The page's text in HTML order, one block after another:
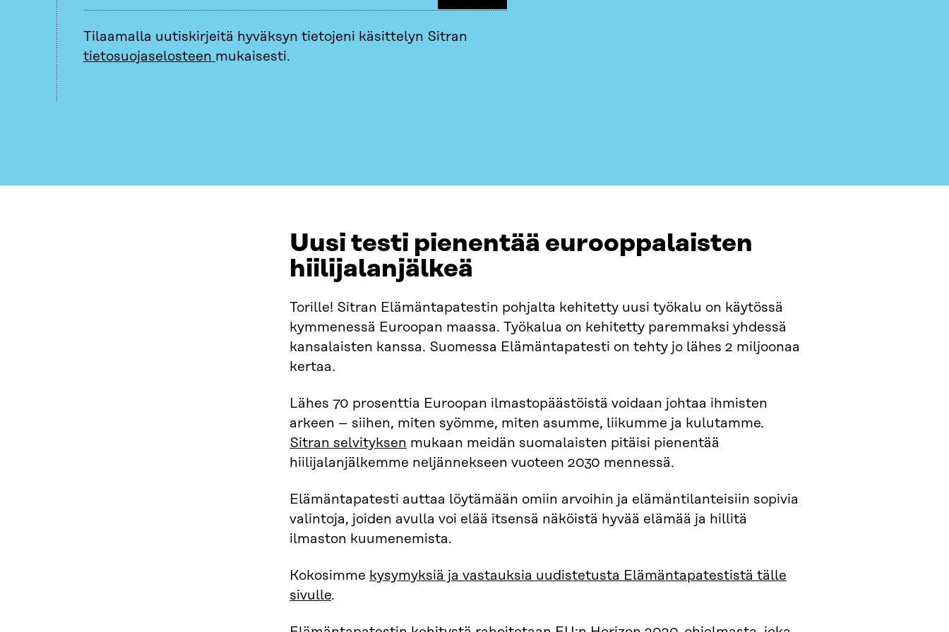
Tilaamalla uutiskirjeitä hyväksyn tietojeni käsittelyn Sitran
tietosuojaselosteen mukaisesti.
Uusi testi pienentää eurooppalaisten
hiilijalanjälkeä
Torille! Sitran Elämäntapatestin pohjalta kehitetty uusi työkalu on käytössä
kymmenessä Euroopan maassa. Työkalua on kehitetty paremmaksi yhdessä
kansalaisten kanssa. Suomessa Elämäntapatesti on tehty jo lähes 2 miljoonaa
kertaa.
Lähes 70 prosenttia Euroopan ilmastopäästöistä voidaan johtaa ihmisten
arkeen – siihen, miten syömme, miten asumme, liikumme ja kulutamme.
Sitran selvityksen mukaan meidän suomalaisten pitäisi pienentää
hiilijalanjälkemme neljännekseen vuoteen 2030 mennessä.
Elämäntapatesti auttaa löytämään omiin arvoihin ja elämäntilanteisiin sopivia
valintoja, joiden avulla voi elää itsensä näköistä hyvää elämää ja hillitä
ilmaston kuumenemista.
Kokosimme kysymyksiä ja vastauksia uudistetusta Elämäntapatestistä tälle
sivulle.